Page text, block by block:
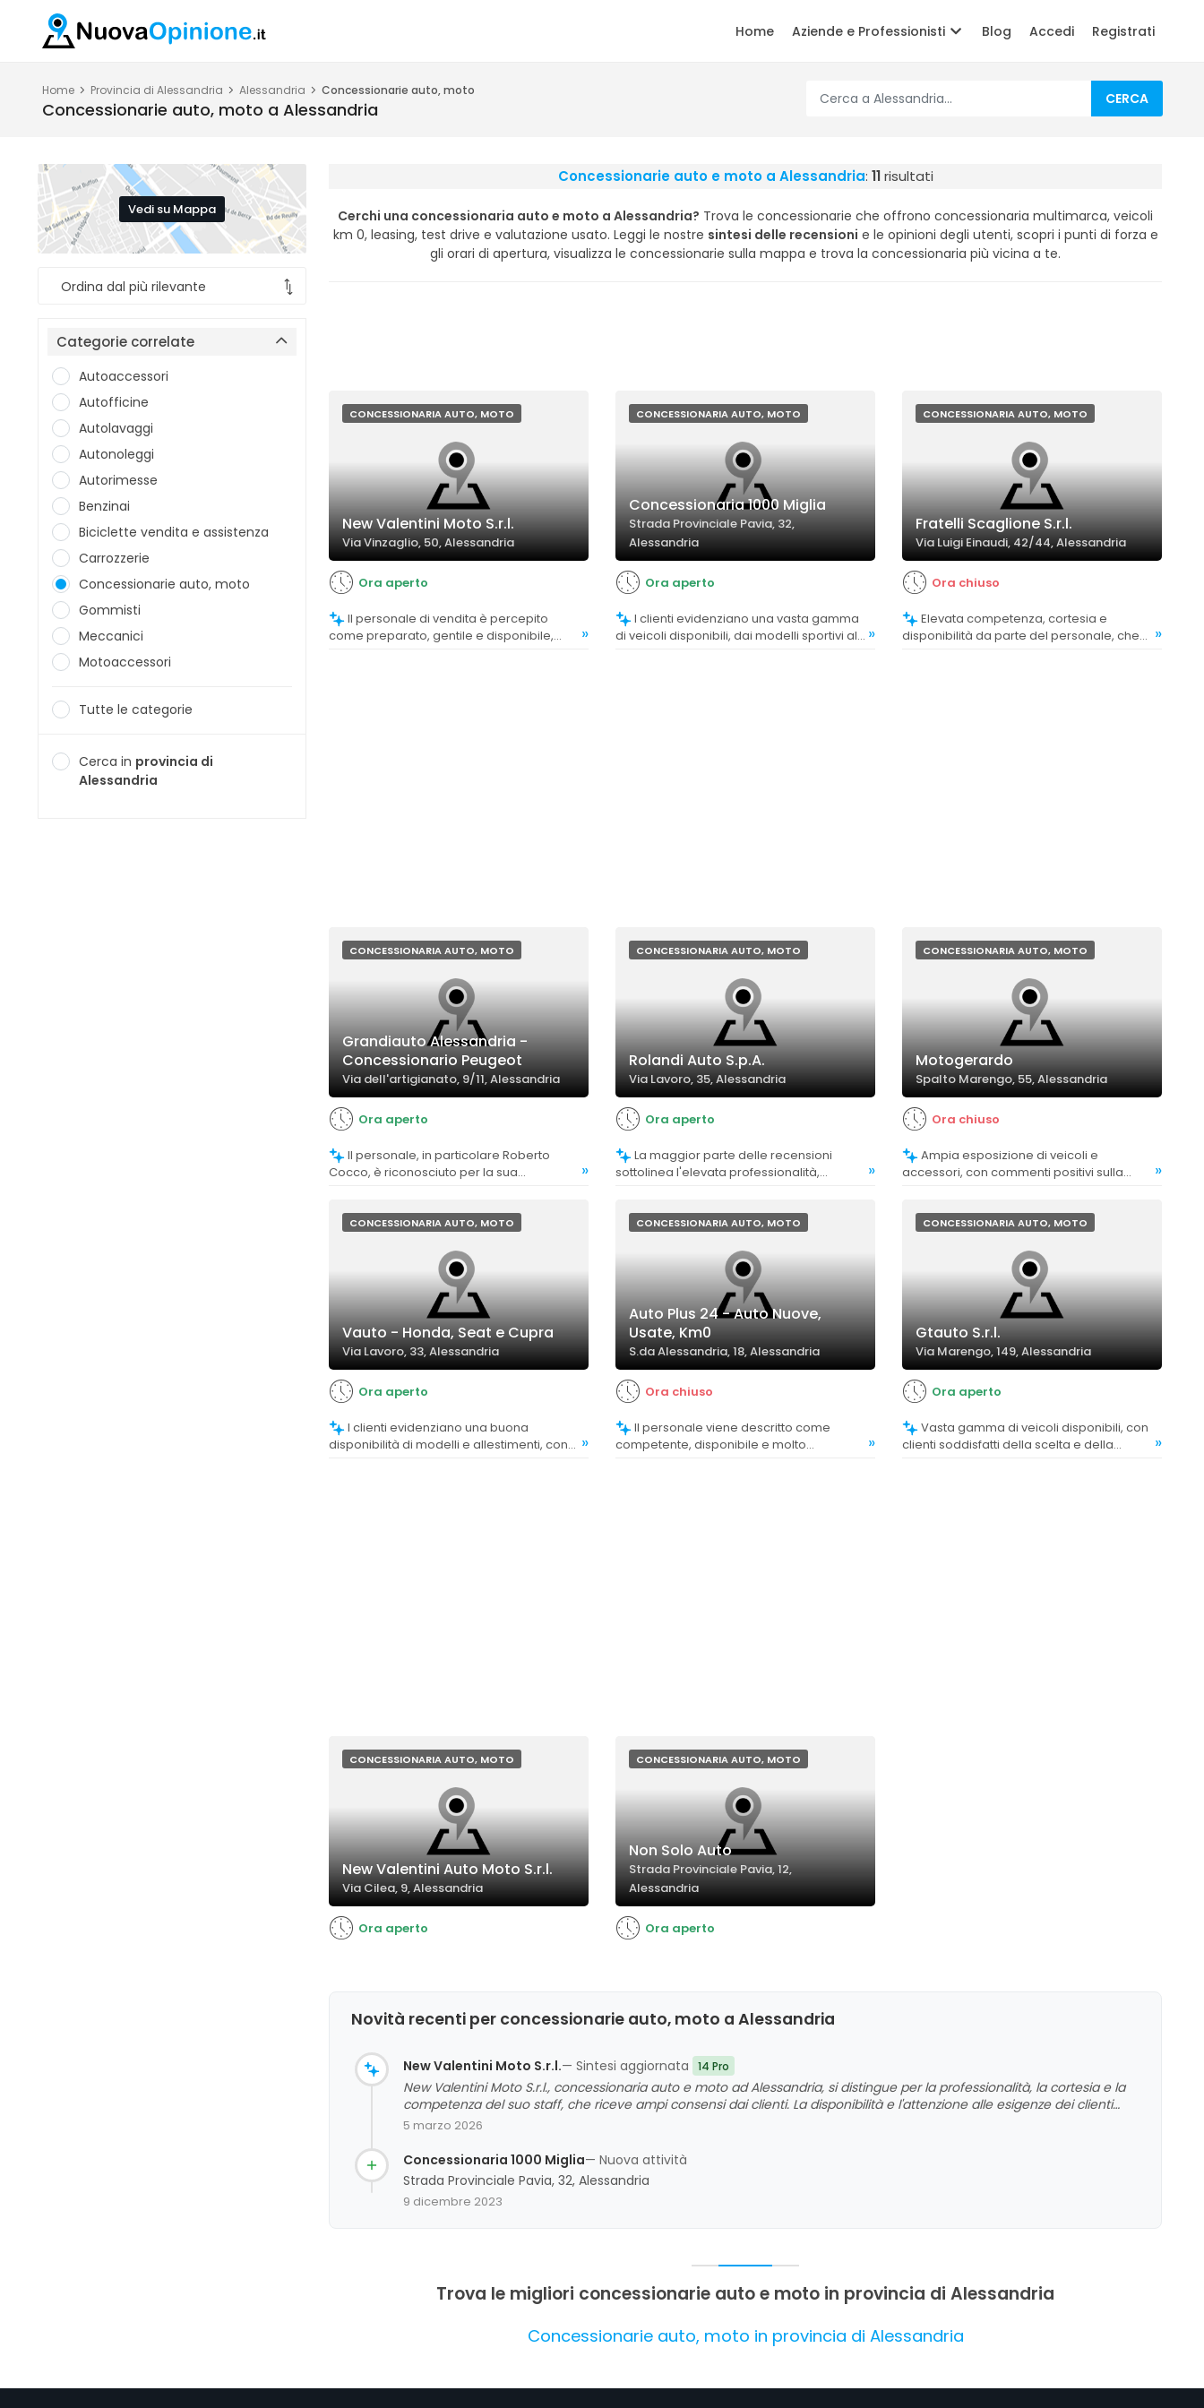
Home Aziende e Professionisti Blog Accedi Registrati
Home Provincia di Alessandria Alessandria Concessionarie auto, moto
Concessionarie auto, moto a Alessandria
CERCA
Vedi su Mappa
Categorie correlate
Autoaccessori
Autofficine
Autolavaggi
Autonoleggi
Autorimesse
Benzinai
Biciclette vendita e assistenza
Carrozzerie
Concessionarie auto, moto
Gommisti
Meccanici
Motoaccessori
Tutte le categorie
Cerca in provincia di
Alessandria
Concessionarie auto e moto a Alessandria: 11risultati
Cerchi una concessionaria auto e moto a Alessandria? Trova le concessionarie che offrono concessionaria multimarca, veicoli
km 0, leasing, test drive e valutazione usato. Leggi le nostre sintesi delle recensioni e le opinioni degli utenti, scopri i punti di forza e
gli orari di apertura, visualizza le concessionarie sulla mappa e trova la concessionaria più vicina a te.
CONCESSIONARIA AUTO, MOTO
New Valentini Moto S.r.l.
Via Vinzaglio, 50, Alessandria
Ora aperto
come preparato, gentile e disponibile,
»
CONCESSIONARIA AUTO, MOTO
Concessionaria 1000 Miglia
Strada Provinciale Pavia, 32,
Alessandria
Ora aperto
I clienti evidenziano una vasta gamma
di veicoli disponibili, dai modelli sportivi alle »
CONCESSIONARIA AUTO, MOTO
Fratelli Scaglione S.r.l.
Via Luigi Einaudi, 42/44, Alessandria
Ora chiuso
Elevata competenza, cortesia e
disponibilità da parte del personale, che
»
CONCESSIONARIA AUTO, MOTO
Grandiauto Alessandria -
Concessionario Peugeot
Via dell'artigianato, 9/11, Alessandria
Ora aperto
Cocco, è riconosciuto per la sua
positiva.
»
CONCESSIONARIA AUTO, MOTO
Rolandi Auto S.p.A.
Via Lavoro, 35, Alessandria
Ora aperto
La maggior parte delle recensioni
sottolinea l'elevata professionalità,
William e Valerio.
»
CONCESSIONARIA AUTO, MOTO
Motogerardo
Spalto Marengo, 55, Alessandria
Ora chiuso
Ampia esposizione di veicoli e
accessori, con commenti positivi sulla
»
CONCESSIONARIA AUTO, MOTO
Vauto - Honda, Seat e Cupra
Via Lavoro, 33, Alessandria
Ora aperto
disponibilità di modelli e allestimenti, con
»
CONCESSIONARIA AUTO, MOTO
Auto Plus 24 - Auto Nuove,
Usate, Km0
S.da Alessandria, 18, Alessandria
Ora chiuso
Il personale viene descritto come
competente, disponibile e molto
»
CONCESSIONARIA AUTO, MOTO
Gtauto S.r.l.
Via Marengo, 149, Alessandria
Ora aperto
Vasta gamma di veicoli disponibili, con
clienti soddisfatti della scelta e della
»
CONCESSIONARIA AUTO, MOTO
New Valentini Auto Moto S.r.l.
Via Cilea, 9, Alessandria
Ora aperto
CONCESSIONARIA AUTO, MOTO
Non Solo Auto
Strada Provinciale Pavia, 12,
Alessandria
Ora aperto
Novità recenti per concessionarie auto, moto a Alessandria
New Valentini Moto S.r.l.— Sintesi aggiornata 14 Pro
New Valentini Moto S.r.l., concessionaria auto e moto ad Alessandria, si distingue per la professionalità, la cortesia e la
competenza del suo staff, che riceve ampi consensi dai clienti. La disponibilità e l'attenzione alle esigenze dei clienti
sono aspetti molto apprezzati, così come la qualità del servizio di assistenza e l'ampia scelta di prodotti. I clienti
supporto continuo. L'unico aspetto che potrebbe essere migliorato riguarda la comunicazione delle certificazioni
ufficiali, ma nel complesso l'opinione generale è molto positiva.
5 marzo 2026
Concessionaria 1000 Miglia— Nuova attività
Strada Provinciale Pavia, 32, Alessandria
9 dicembre 2023
Trova le migliori concessionarie auto e moto in provincia di Alessandria
Concessionarie auto, moto in provincia di Alessandria